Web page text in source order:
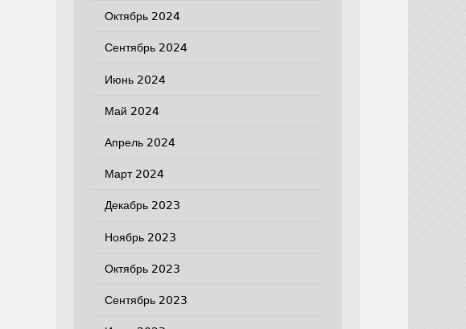
Октябрь 2024
Сентябрь 2024
Июнь 2024
Май 2024
Апрель 2024
Март 2024
Декабрь 2023
Ноябрь 2023
Октябрь 2023
Сентябрь 2023